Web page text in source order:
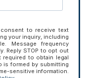
to receive text
your inquiry, including
Message frequency
Reply STOP to opt out
required to obtain legal
is formed by submitting
sensitive information.